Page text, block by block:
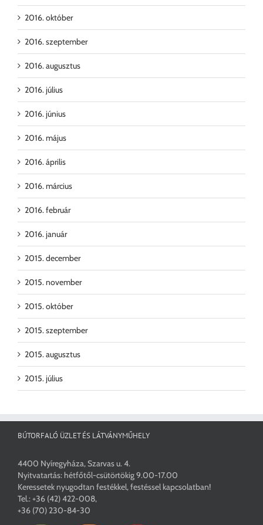
2016. október
2016. szeptember
2016. augusztus
2016. július
2016. június
2016. május
2016. április
2016. március
2016. február
2016. január
2015. december
2015. november
2015. október
2015. szeptember
2015. augusztus
2015. július
BÚTORFALÓ ÜZLET ÉS LÁTVÁNYMŰHELY
4400 Nyíregyháza, Szarvas u. 4.
Nyitvatartás: hétfőtől-csütörtökig 9.00-17.00
Keressetek nyugodtan festékkel, festéssel kapcsolatban!
Tel.:+36 (42) 422-008,
+36 (70) 230-84-30